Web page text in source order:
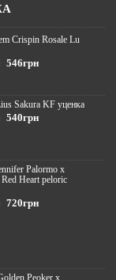
Crispin Rosale Lu
546грн
Sakura KF уценка
540грн
Palormo x
Heart peloric
720грн
Peoker x